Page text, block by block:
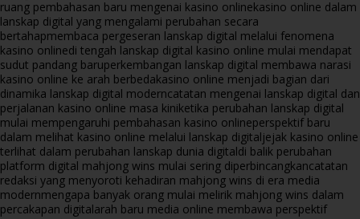
ruang pembahasan baru mengenai kasino onlinekasino online dalam
lanskap digital yang mengalami perubahan secara
bertahapmembaca pergeseran lanskap digital melalui fenomena
kasino onlinedi tengah lanskap digital kasino online mulai mendapat
sudut pandang baruperkembangan lanskap digital membawa narasi
kasino online ke arah berbedakasino online menjadi bagian dari
dinamika lanskap digital moderncatatan mengenai lanskap digital dan
perjalanan kasino online masa kiniketika perubahan lanskap digital
mulai mempengaruhi pembahasan kasino onlineperspektif baru
dalam melihat kasino online melalui lanskap digitaljejak kasino online
terlihat dalam perubahan lanskap dunia digitaldi balik perubahan
platform digital mahjong wins mulai sering diperbincangkancatatan
redaksi yang menyoroti kehadiran mahjong wins di era media
modernmengapa banyak orang mulai melirik mahjong wins dalam
percakapan digitalarah baru media online membawa perspektif